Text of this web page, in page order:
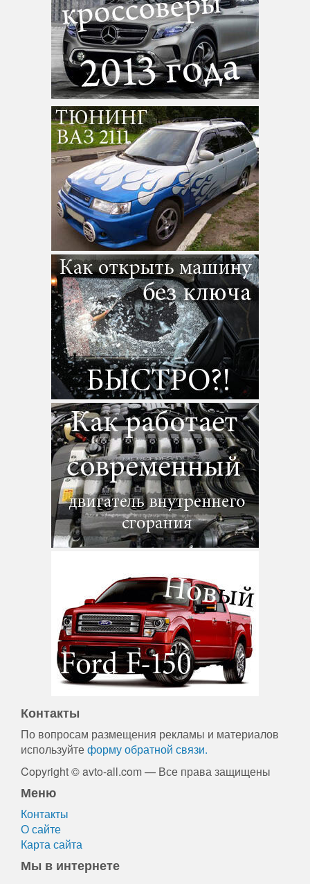
Контакты
По вопросам размещения рекламы и материалов
используйтеформу обратной связи.
Copyright © avto-all.com — Все права защищены
Меню
Контакты
О сайте
Карта сайта
Мы в интернете